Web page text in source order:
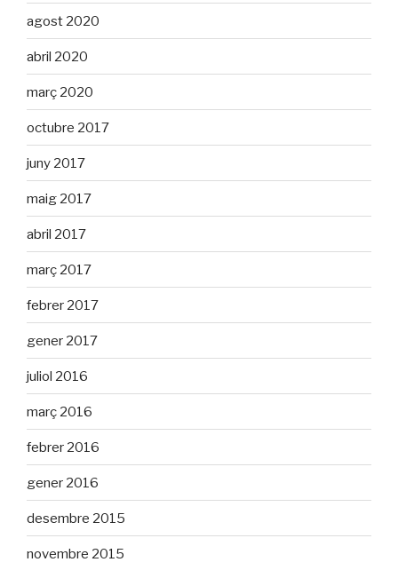
agost 2020
abril 2020
març 2020
octubre 2017
juny 2017
maig 2017
abril 2017
març 2017
febrer 2017
gener 2017
juliol 2016
març 2016
febrer 2016
gener 2016
desembre 2015
novembre 2015